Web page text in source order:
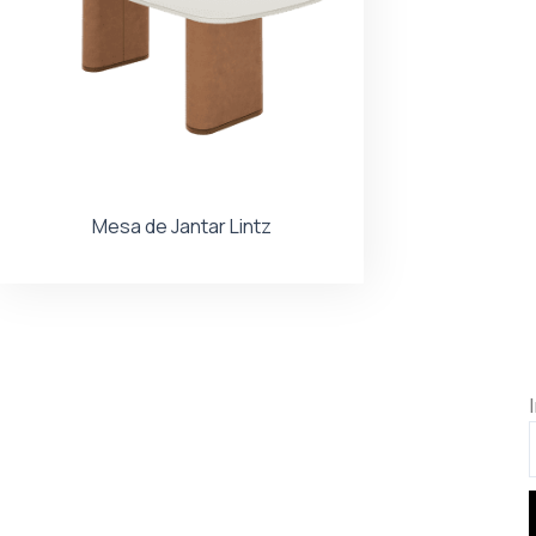
Mesa de Jantar Lintz